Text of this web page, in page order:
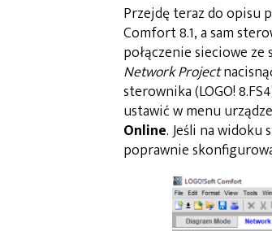
Przejdę teraz do opisu
Comfort 8.1, a sam
połączenie sieciowe
Network Project
sterownika (LOGO!
ustawić w menu
Online. Jeśli na
poprawnie